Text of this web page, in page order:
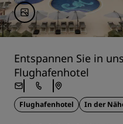
Entspannen Sie in
Flughafenhotel
Flughafenhotel In der